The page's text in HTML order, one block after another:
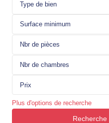
Type de bien
Nbr de pièces
Nbr de chambres
Prix
Plus d'options de recherche
Recherche